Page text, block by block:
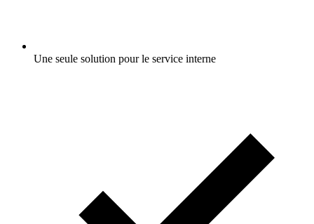
Une seule solution pour le service interne